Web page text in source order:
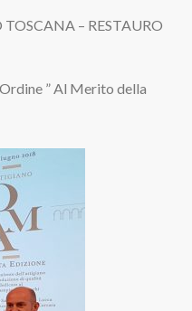
– RESTAURO
” Al Merito della